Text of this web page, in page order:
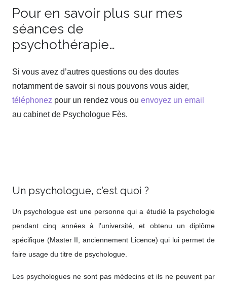
Pour en savoir plus sur mes
séances de
psychothérapie…
Si vous avez d’autres questions ou des doutes
notamment de savoir si nous pouvons vous aider,
téléphonez pour un rendez vous ou envoyez un email
au cabinet de Psychologue Fès.
Un psychologue, c’est quoi ?
Un psychologue est une personne qui a étudié la psychologie
pendant cinq années à l’université, et obtenu un diplôme
spécifique (Master II, anciennement Licence) qui lui permet de
faire usage du titre de psychologue.
Les psychologues ne sont pas médecins et ils ne peuvent par